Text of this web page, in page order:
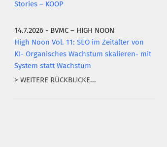
Stories – KOOP
14.7.2026 - BVMC – HIGH NOON
High Noon Vol. 11: SEO im Zeitalter von
KI- Organisches Wachstum skalieren- mit
System statt Wachstum
> WEITERE RÜCKBLICKE...